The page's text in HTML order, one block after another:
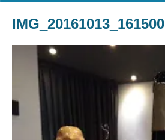
IMG_20161013_161500